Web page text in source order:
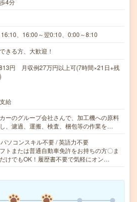
4分
、16:00～翌0:10、0:00～8:10
きる方、大歓迎！
円 月収例27万円以上可(7時間×21日+残
給
ーのグループ会社さんで、加工機への原料
、濾過、運搬、検査、梱包等の作業を…
ソコンスキル不要 / 英語力不要
トまたは普通自動車免許をお持ちの方〇ま
けでもOK！履歴書不要で気軽にオン…